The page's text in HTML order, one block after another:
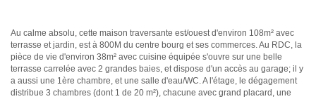
Au calme absolu, cette maison traversante est/ouest d'environ 108m² avec
terrasse et jardin, est à 800M du centre bourg et ses commerces. Au RDC, la
pièce de vie d'environ 38m² avec cuisine équipée s'ouvre sur une belle
terrasse carrelée avec 2 grandes baies, et dispose d'un accès au garage; il y
a aussi une 1ère chambre, et une salle d'eau/WC. A l'étage, le dégagement
distribue 3 chambres (dont 1 de 20 m²), chacune avec grand placard, une